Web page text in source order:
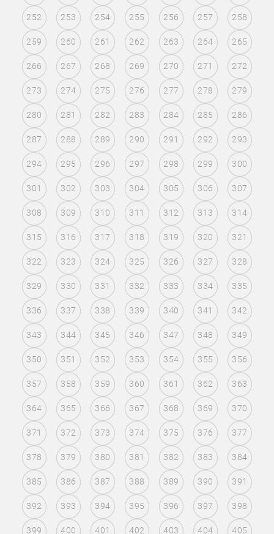
252 253 254 255 256 257 258
259 260 261 262 263 264 265
266 267 268 269 270 271 272
273 274 275 276 277 278 279
280 281 282 283 284 285 286
287 288 289 290 291 292 293
294 295 296 297 298 299 300
301 302 303 304 305 306 307
308 309 310 311 312 313 314
315 316 317 318 319 320 321
322 323 324 325 326 327 328
329 330 331 332 333 334 335
336 337 338 339 340 341 342
343 344 345 346 347 348 349
350 351 352 353 354 355 356
357 358 359 360 361 362 363
364 365 366 367 368 369 370
371 372 373 374 375 376 377
378 379 380 381 382 383 384
385 386 387 388 389 390 391
392 393 394 395 396 397 398
399 400 401 402 403 404 405